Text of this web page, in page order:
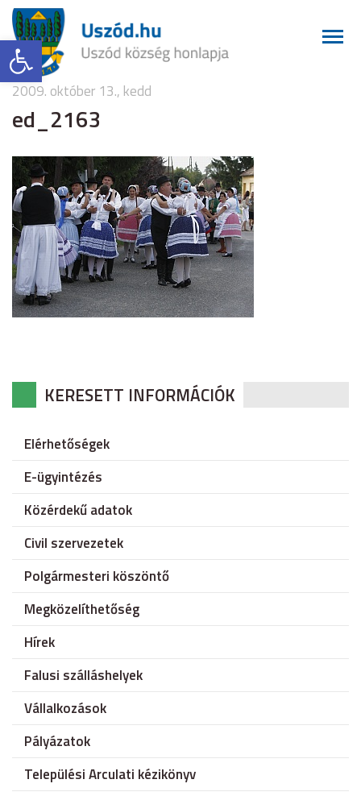
Eszköztár megnyitása
2009. október 13., kedd
ed_2163
KERESETT INFORMÁCIÓK
Elérhetőségek
E-ügyintézés
Közérdekű adatok
Civil szervezetek
Polgármesteri köszöntő
Megközelíthetőség
Hírek
Falusi szálláshelyek
Vállalkozások
Pályázatok
Települési Arculati kézikönyv